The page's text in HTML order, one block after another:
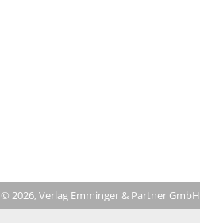
© 2026, Verlag Emminger & Partner GmbH